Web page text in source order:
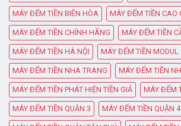
MÁY ĐẾM TIỀN BIÊN HÒA MÁY ĐẾM TIỀN CAO
MÁY ĐẾM TIỀN CHÍNH HÃNG MÁY ĐẾM TIỀN
MÁY ĐẾM TIỀN HÀ NỘI MÁY ĐẾM TIỀN MODUL
MÁY ĐẾM TIỀN NHA TRANG MÁY ĐẾM TIỀN
MÁY ĐẾM TIỀN PHÁT HIỆN TIỀN GIẢ MÁY ĐẾM
MÁY ĐẾM TIỀN QUẬN 3 MÁY ĐẾM TIỀN QUẬN 4